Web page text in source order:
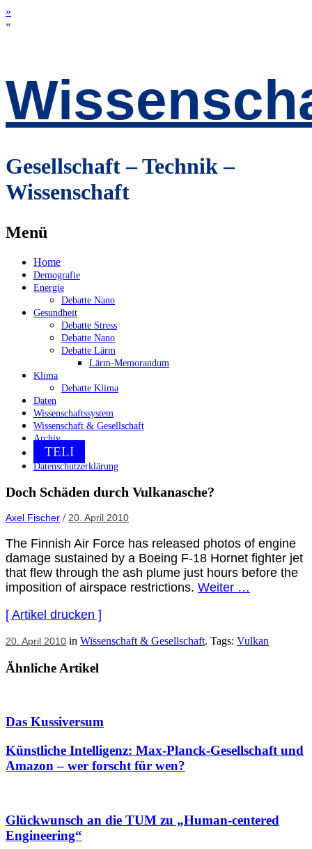
»
«
Gesellschaft – Technik –
Wissenschaft
Menü
Zum
Inhalt
springen
Home
Demografie
Energie
Debatte Nano
Gesundheit
Debatte Stress
Debatte Nano
Debatte Lärm
Lärm-Memorandum
Klima
Debatte Klima
Daten
Wissenschaftssystem
Wissenschaft & Gesellschaft
Archiv
TELI
Datenschutzerklärung
Doch Schäden durch Vulkanasche?
Axel Fischer /20. April 2010
The Finnish Air Force has released photos of engine
damage sustained by a Boeing F-18 Hornet fighter jet
that flew through the ash plume just hours before the
imposition of airspace restrictions. Weiter …
[ Artikel drucken ]
20. April 2010 in Wissenschaft & Gesellschaft. Tags: Vulkan
Ähnliche Artikel
Das Kussiversum
Künstliche Intelligenz: Max-Planck-Gesellschaft und
Amazon – wer forscht für wen?
Glückwunsch an die TUM zu „Human-centered
Engineering“